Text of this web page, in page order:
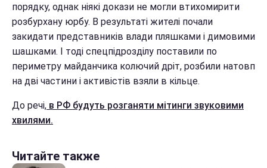
порядку, однак ніякі докази не могли втихомирити
розбурхану юрбу. В результаті жителі почали
закидати представників влади пляшками і димовими
шашками. І тоді спецпідрозділу поставили по
периметру майданчика колючий дріт, розбили натовп
на дві частини і активістів взяли в кільце.
До речі, в РФ будуть розганяти мітинги звуковими
хвилями.
Читайте также